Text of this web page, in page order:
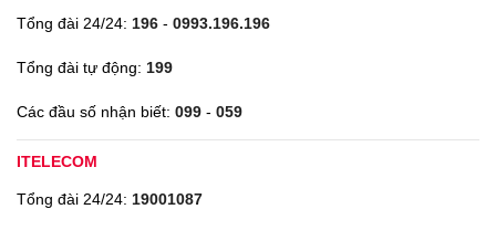
Tổng đài 24/24: 196 - 0993.196.196
Tổng đài tự động: 199
Các đầu số nhận biết: 099 - 059
ITELECOM
Tổng đài 24/24: 19001087